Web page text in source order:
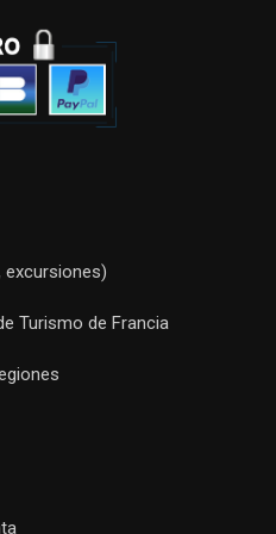
excursiones)
Turismo de Francia